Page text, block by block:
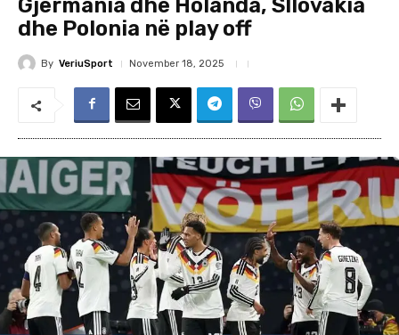
Gjermania dhe Holanda, Sllovakia
dhe Polonia në play off
By VeriuSport November 18, 2025